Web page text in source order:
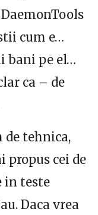
cum e…
bani pe el…
ca – de
de tehnica,
propus cei de
in teste
Daca vrea